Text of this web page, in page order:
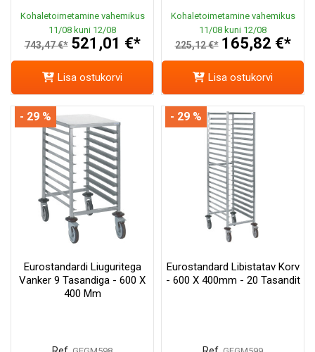
Kohaletoimetamine vahemikus
11/08 kuni 12/08
743,47 €* 521,01 €*
Lisa ostukorvi
Kohaletoimetamine vahemikus
11/08 kuni 12/08
225,12 €* 165,82 €*
Lisa ostukorvi
Eurostandardi Liuguritega
Vanker 9 Tasandiga - 600 X
400 Mm
- 29 %
Eurostandard Libistatav Korv
- 600 X 400mm - 20 Tasandit
- 29 %